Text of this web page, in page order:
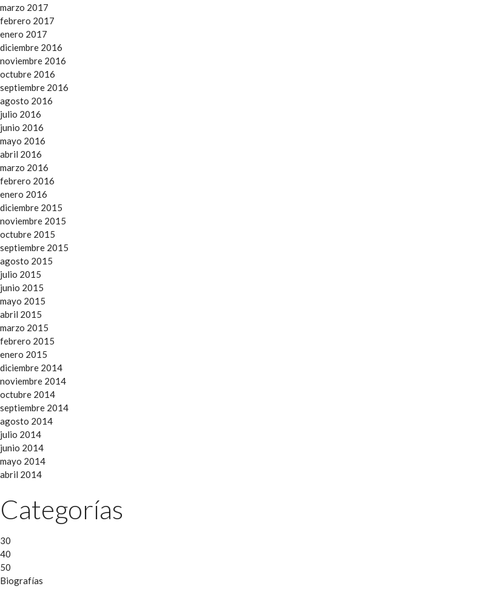
marzo 2017
febrero 2017
enero 2017
diciembre 2016
noviembre 2016
octubre 2016
septiembre 2016
agosto 2016
julio 2016
junio 2016
mayo 2016
abril 2016
marzo 2016
febrero 2016
enero 2016
diciembre 2015
noviembre 2015
octubre 2015
septiembre 2015
agosto 2015
julio 2015
junio 2015
mayo 2015
abril 2015
marzo 2015
febrero 2015
enero 2015
diciembre 2014
noviembre 2014
octubre 2014
septiembre 2014
agosto 2014
julio 2014
junio 2014
mayo 2014
abril 2014
Categorías
30
40
50
Biografías